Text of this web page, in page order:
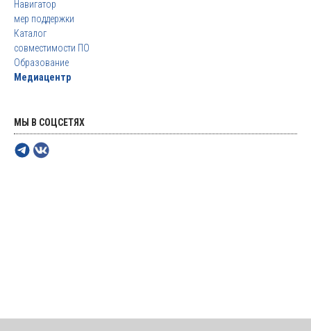
Навигатор
мер поддержки
Каталог
совместимости ПО
Образование
Медиацентр
МЫ В СОЦСЕТЯХ